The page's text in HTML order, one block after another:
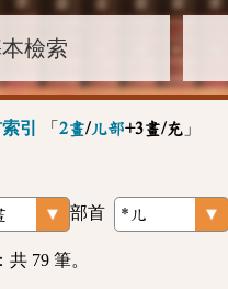
檢索
引 「 2畫/儿部+3畫/充 」
部首
79 筆。